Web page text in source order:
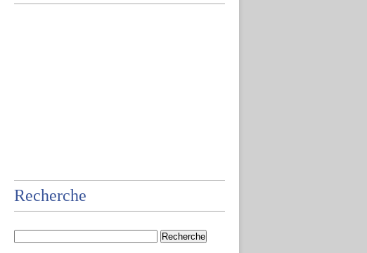
Recherche